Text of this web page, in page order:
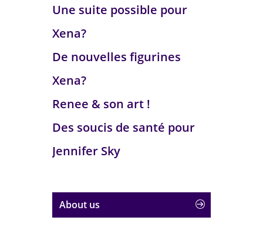
Une suite possible pour
Xena?
De nouvelles figurines
Xena?
Renee & son art !
Des soucis de santé pour
Jennifer Sky
About us